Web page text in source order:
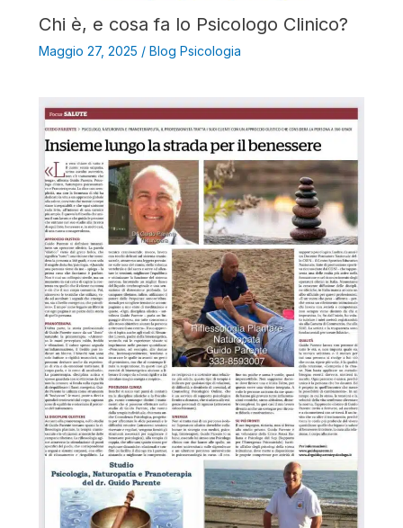
Chi è, e cosa fa lo Psicologo Clinico?
Maggio 27, 2025 / Blog Psicologia